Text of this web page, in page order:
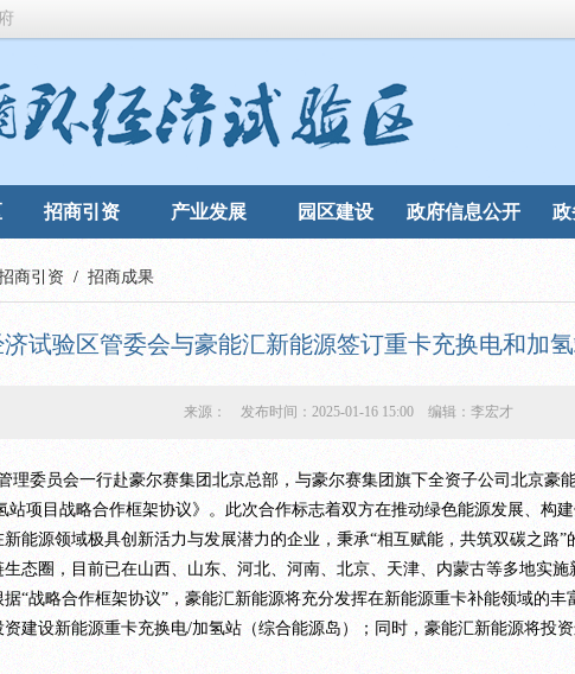
招商引资 产业发展 园区建设 政府信息公开 政
商引资 / 招商成果
试验区管委会与豪能汇新能源签订重卡充换电和加
来源： 发布时间：2025-01-16 15:00 编辑：李宏才
委员会一行赴豪尔赛集团北京总部，与豪尔赛集团旗下全资子公司北京豪
项目战略合作框架协议》。此次合作标志着双方在推动绿色能源发展、构
源领域极具创新活力与发展潜力的企业，秉承“相互赋能，共筑双碳之路”
态圈，目前已在山西、山东、河北、河南、北京、天津、内蒙古等多地实
“战略合作框架协议”，豪能汇新能源将充分发挥在新能源重卡补能领域的
建设新能源重卡充换电/加氢站（综合能源岛）；同时，豪能汇新能源将投